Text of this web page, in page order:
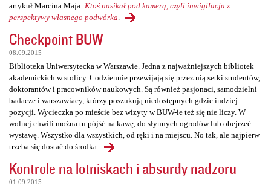
artykuł Marcina Maja: Ktoś nasikał pod kamerą, czyli inwigilacja z
perspektywy własnego podwórka
Checkpoint BUW
08.09.2015
Biblioteka Uniwersytecka w Warszawie. Jedna z najważniejszych bibliotek
akademickich w stolicy. Codziennie przewijają się przez nią setki studentów,
doktorantów i pracowników naukowych. Są również pasjonaci, samodzielni
badacze i warszawiacy, którzy poszukują niedostępnych gdzie indziej
pozycji. Wycieczka po mieście bez wizyty w BUW-ie też się nie liczy. W
wolnej chwili można tu pójść na kawę, do słynnych ogrodów lub obejrzeć
wystawę. Wszystko dla wszystkich, od ręki i na miejscu. No tak, ale najpierw
trzeba się dostać do środka.
Kontrole na lotniskach i absurdy nadzoru
01.09.2015